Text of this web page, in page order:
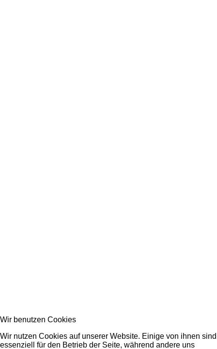
Wir benutzen Cookies
Wir nutzen Cookies auf unserer Website. Einige von ihnen sind
essenziell für den Betrieb der Seite, während andere uns